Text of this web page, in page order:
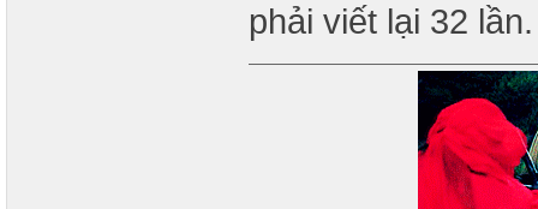
phải viết lại 32